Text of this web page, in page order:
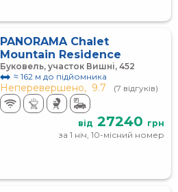
PANORAMA Chalet
Mountain Residence
Буковель, участок Вишні, 452
≈ 162 м до підйомника
Неперевершено, 9.7 (7 відгуків)
від 27240 грн
за 1 ніч, 10-місний номер